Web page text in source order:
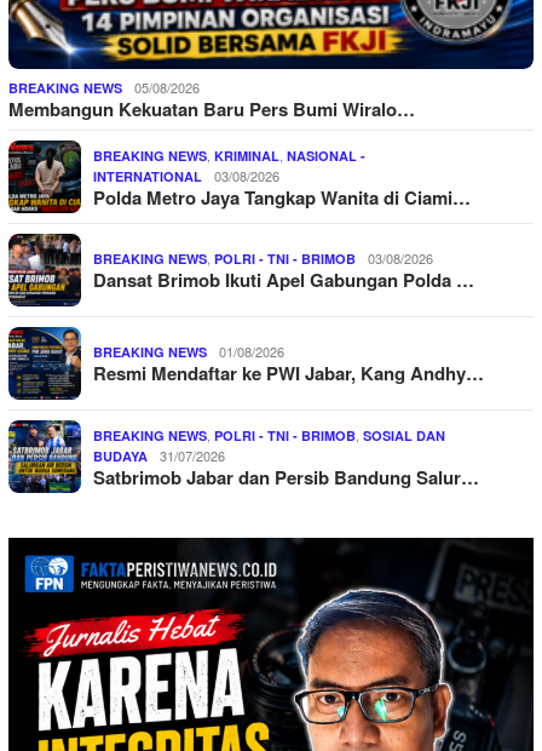
BREAKING NEWS 05/08/2026
Membangun Kekuatan Baru Pers Bumi Wiralo…
BREAKING NEWS KRIMINAL NASIONAL -
INTERNATIONAL
03/08/2026
Polda Metro Jaya Tangkap Wanita di Ciami…
BREAKING NEWS POLRI - TNI - BRIMOB 03/08/2026
Dansat Brimob Ikuti Apel Gabungan Polda …
BREAKING NEWS 01/08/2026
Resmi Mendaftar ke PWI Jabar, Kang Andhy…
BREAKING NEWS POLRI - TNI - BRIMOB SOSIAL DAN
BUDAYA
31/07/2026
Satbrimob Jabar dan Persib Bandung Salur…